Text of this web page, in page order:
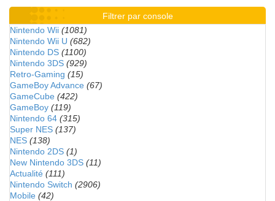
Filtrer par console
Nintendo Wii (1081)
Nintendo Wii U (682)
Nintendo DS (1100)
Nintendo 3DS (929)
Retro-Gaming (15)
GameBoy Advance (67)
GameCube (422)
GameBoy (119)
Nintendo 64 (315)
Super NES (137)
NES (138)
Nintendo 2DS (1)
New Nintendo 3DS (11)
Actualité (111)
Nintendo Switch (2906)
Mobile (42)